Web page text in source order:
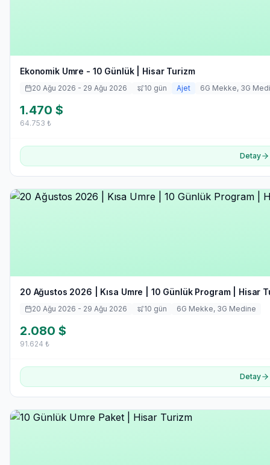
Ekonomik Umre - 10 Günlük | Hisar Turizm
20 Ağu 2026 - 29 Ağu 2026 10 gün Ajet 6G Mekke, 3G
1.470 $
64.753 ₺
Detay
20 Ağustos 2026 | Kısa Umre | 10 Günlük Program | Hisar
20 Ağu 2026 - 29 Ağu 2026 10 gün 6G Mekke, 3G Medine
2.080 $
91.624 ₺
Detay